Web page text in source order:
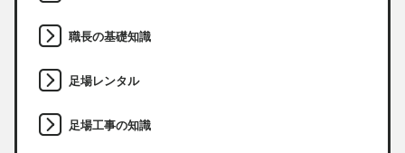
職長の基礎知識
足場レンタル
足場工事の知識